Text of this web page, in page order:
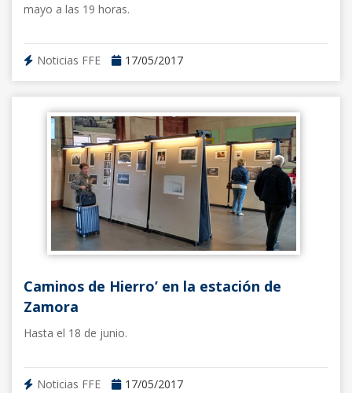
mayo a las 19 horas.
Noticias FFE 17/05/2017
Caminos de Hierro’ en la estación de
Zamora
Hasta el 18 de junio.
Noticias FFE 17/05/2017